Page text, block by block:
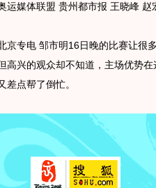
媒体联盟 贵州都市报 王晓峰 赵
专电 邹市明16日晚的比赛让很
高兴的观众却不知道，主场优势
差点帮了倒忙。